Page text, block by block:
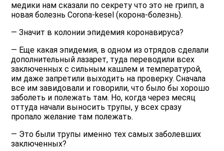
медики нам сказали по секрету что это не грипп, а
новая болезнь Сorona-kesel (корона-болезнь).
— Значит в колонии эпидемия коронавируса?
— Еще какая эпидемия, в одном из отрядов сделали
дополнительный лазарет, туда переводили всех
заключенных с сильным кашлем и температурой,
им даже запретили выходить на проверку. Сначала
все им завидовали и говорили, что было бы хорошо
заболеть и полежать там. Но, когда через месяц
оттуда начали выносить трупы, у всех сразу
пропало желание там полежать.
— Это были трупы именно тех самых заболевших
заключенных?